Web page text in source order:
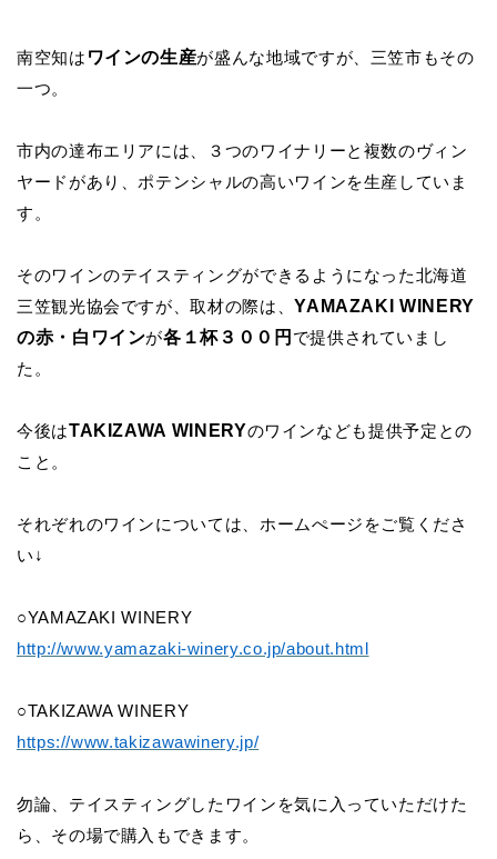
南空知は ワインの生産が盛んな地域ですが、三笠市もその
一つ。
市内の達布エリアには、３つのワイナリーと複数のヴィン
ヤードがあり、ポテンシャルの高いワインを生産していま
す。
そのワインのテイスティングができるようになった北海道
三笠観光協会ですが、取材の際は、 YAMAZAKI WINERY
の赤・白ワインが各１杯３００円 で提供されていまし
た。
今後はTAKIZAWA WINERYのワインなども提供予定との
こと。
それぞれのワインについては、ホームぺージをご覧くださ
い↓
○YAMAZAKI WINERY
http://www.yamazaki-winery.co.jp/about.html
○TAKIZAWA WINERY
https://www.takizawawinery.jp/
勿論、テイスティングしたワインを気に入っていただけた
ら、その場で購入もできます。